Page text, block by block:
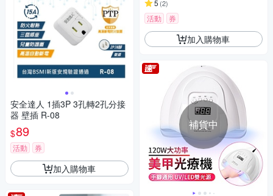
安全達人 1插3P 3孔轉2孔分接
器 壁插 R-08
$89
活動 券
加入購物車
5 (2)
活動 券
加入購物車
補貨中